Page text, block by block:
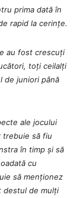
prima dată în
rapid la cerințe.
au fost crescuți
toți ceilalți
de juniori până
ale jocului
trebuie să fiu
în timp și să
cu
să menționez
destul de mulți